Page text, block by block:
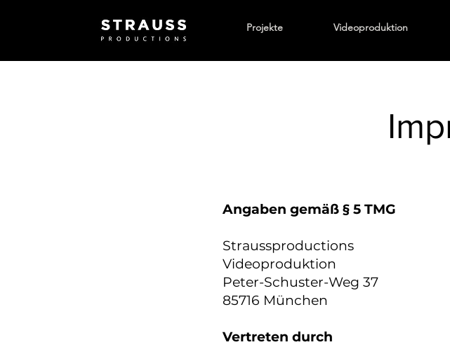
Projekte Videoproduktion
Angaben gemäß § 5 TMG
Straussproductions
Videoproduktion
Peter-Schuster-Weg 37
85716 München
Vertreten durch